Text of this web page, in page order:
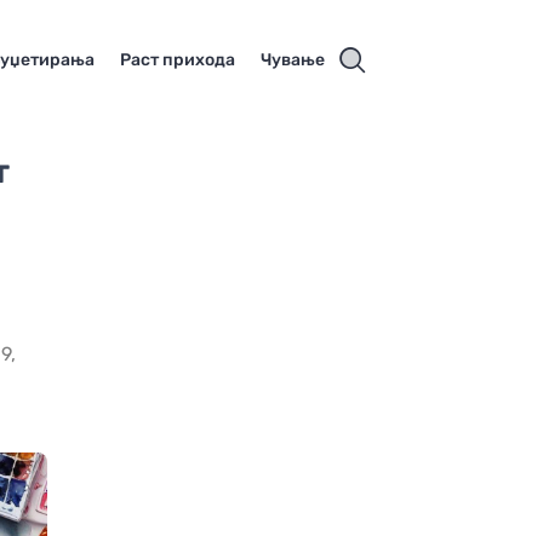
Раст прихода Чување